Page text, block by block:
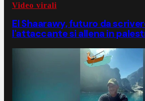
Video virali
El Shaarawy, futuro da
l'attaccante si allena in